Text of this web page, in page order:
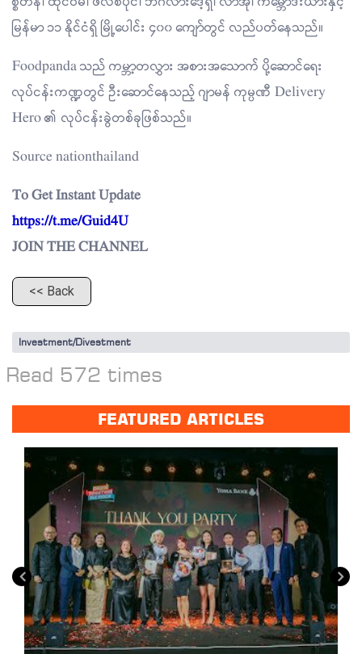
မြန်မာ ၁၁ နိုင်ငံရှိ မြို့ပေါင်း ၄၀၀ ကျော်တွင် လည်ပတ်နေသည်။
Foodpanda သည် ကမ္ဘာ့တလွှား အစားအသောက် ပို့ဆောင်ရေး
လုပ်ငန်းကဏ္ဍတွင် ဦးဆောင်နေသည့် ဂျာမန် ကုမ္ပဏီ Delivery
Hero ၏ လုပ်ငန်းခွဲတစ်ခုဖြစ်သည်။
Source nationthailand
To Get Instant Update
https://t.me/Guid4U
JOIN THE CHANNEL
<< Back
Investment/Divestment
Read 572 times
FEATURED ARTICLES